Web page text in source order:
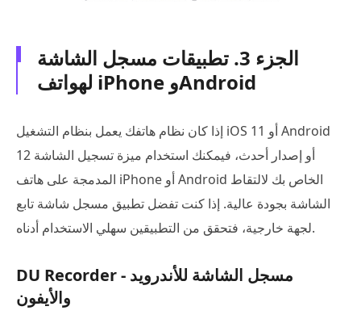
الجزء 3. تطبيقات مسجل الشاشة
لهواتف iPhone وAndroid
إذا كان نظام هاتفك يعمل بنظام التشغيل iOS 11 أو Android
12 أو إصدار أحدث، فيمكنك استخدام ميزة تسجيل الشاشة
المدمجة على هاتف iPhone أو Android الخاص بك لالتقاط
الشاشة بجودة عالية. إذا كنت تفضل تطبيق مسجل شاشة تابع
لجهة خارجية، فتحقق من التطبيقين سهلي الاستخدام أدناه.
DU Recorder - مسجل الشاشة للأندرويد
والأيفون